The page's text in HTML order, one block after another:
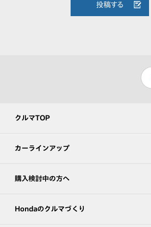
投稿する
クルマTOP
カーラインアップ
購入検討中の方へ
Hondaのクルマづくり